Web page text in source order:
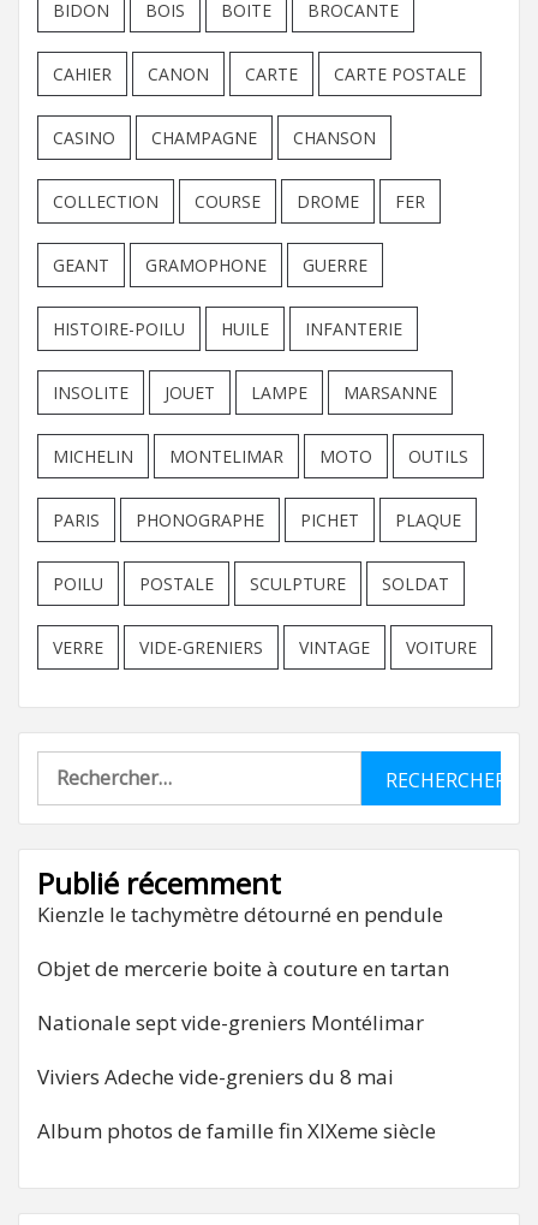
BIDON BOIS BOITE BROCANTE
CAHIER CANON CARTE CARTE POSTALE
CASINO CHAMPAGNE CHANSON
COLLECTION COURSE DROME FER
GEANT GRAMOPHONE GUERRE
HISTOIRE-POILU HUILE INFANTERIE
INSOLITE JOUET LAMPE MARSANNE
MICHELIN MONTELIMAR MOTO OUTILS
PARIS PHONOGRAPHE PICHET PLAQUE
POILU POSTALE SCULPTURE SOLDAT
VERRE VIDE-GRENIERS VINTAGE VOITURE
Rechercher :
Publié récemment
Kienzle le tachymètre détourné en pendule
Objet de mercerie boite à couture en tartan
Nationale sept vide-greniers Montélimar
Viviers Adeche vide-greniers du 8 mai
Album photos de famille fin XIXeme siècle